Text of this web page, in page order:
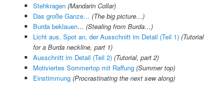
Stehkragen (Mandarin Collar)
Das große Ganze… (The big picture…)
Burda beklauen… (Stealing from Burda…)
Licht aus, Spot an, der Ausschnitt im Detail (Teil 1) (Tutorial
for a Burda neckline, part 1)
Ausschnitt im Detail (Teil 2) (Tutorial, part 2)
Motiviertes Sommertop mit Raffung (Summer top)
Einstimmung (Procrastinating the next sew along)